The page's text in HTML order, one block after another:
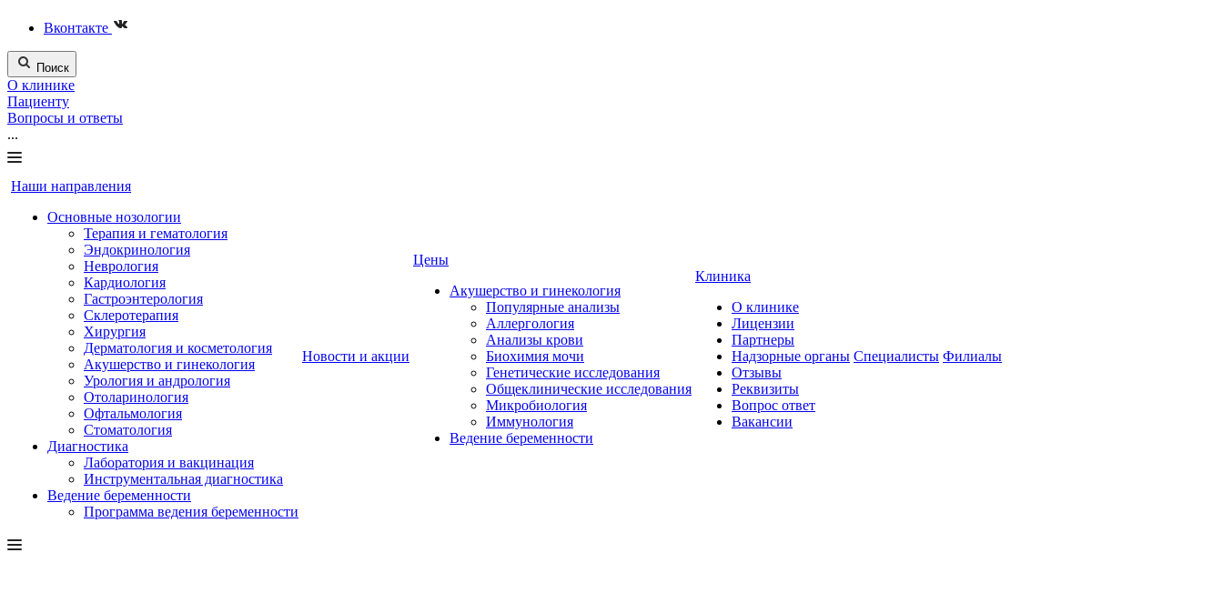
Вконтакте
Поиск
О клинике
Пациенту
Вопросы и ответы
...
Наши направления
Основные нозологии
Терапия и гематология
Эндокринология
Неврология
Кардиология
Гастроэнтерология
Склеротерапия
Хирургия
Дерматология и косметология
Акушерство и гинекология
Урология и андрология
Отоларинология
Офтальмология
Стоматология
Диагностика
Лаборатория и вакцинация
Инструментальная диагностика
Ведение беременности
Программа ведения беременности
Новости и акции
Цены
Акушерство и гинекология
Популярные анализы
Аллергология
Анализы крови
Биохимия мочи
Генетические исследования
Общеклинические исследования
Микробиология
Иммунология
Ведение беременности
Клиника
О клинике
Лицензии
Партнеры
Надзорные органы
Отзывы
Реквизиты
Вопрос ответ
Вакансии
Специалисты Филиалы